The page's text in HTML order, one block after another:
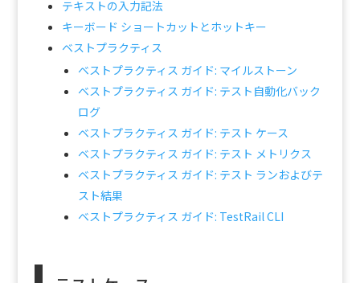
テキストの入力記法
キーボード ショートカットとホットキー
ベストプラクティス
ベストプラクティス ガイド: マイルストーン
ベストプラクティス ガイド: テスト自動化バック
ログ
ベストプラクティス ガイド: テスト ケース
ベストプラクティス ガイド: テスト メトリクス
ベストプラクティス ガイド: テスト ランおよびテ
スト結果
ベストプラクティス ガイド: TestRail CLI